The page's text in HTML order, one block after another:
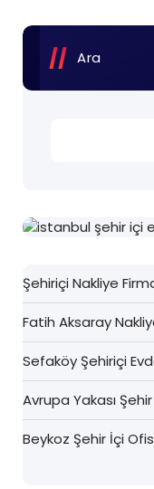
Ara
Şehiriçi Nakliye
Fatih Aksaray
Sefaköy Şehiriçi
Avrupa Yakası
Beykoz Şehir İçi Ofis